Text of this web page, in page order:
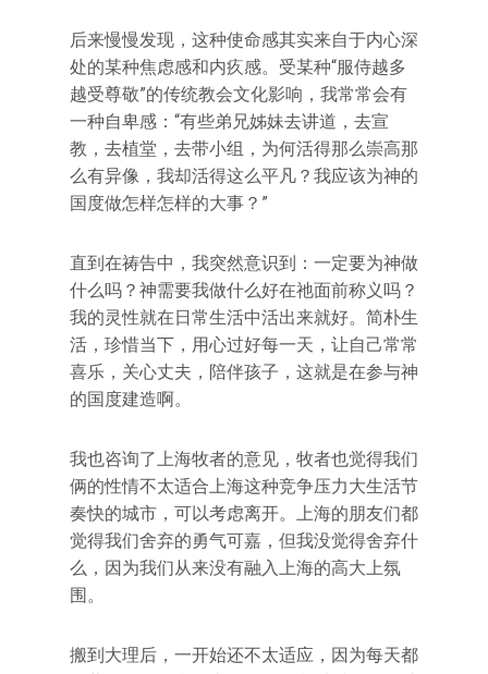
后来慢慢发现，这种使命感其实来自于内心深
处的某种焦虑感和内疚感。受某种“服侍越多
越受尊敬”的传统教会文化影响，我常常会有
一种自卑感：“有些弟兄姊妹去讲道，去宣
教，去植堂，去带小组，为何活得那么崇高那
么有异像，我却活得这么平凡？我应该为神的
国度做怎样怎样的大事？”
直到在祷告中，我突然意识到：一定要为神做
什么吗？神需要我做什么好在祂面前称义吗？
我的灵性就在日常生活中活出来就好。简朴生
活，珍惜当下，用心过好每一天，让自己常常
喜乐，关心丈夫，陪伴孩子，这就是在参与神
的国度建造啊。
我也咨询了上海牧者的意见，牧者也觉得我们
俩的性情不太适合上海这种竞争压力大生活节
奏快的城市，可以考虑离开。上海的朋友们都
觉得我们舍弃的勇气可嘉，但我没觉得舍弃什
么，因为我们从来没有融入上海的高大上氛
围。
搬到大理后，一开始还不太适应，因为每天都